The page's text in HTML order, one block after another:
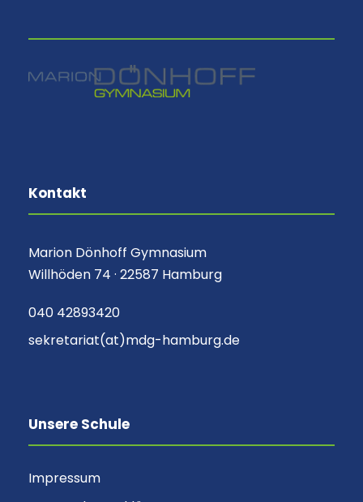
Kontakt
Marion Dönhoff Gymnasium
Willhöden 74 · 22587 Hamburg
040 42893420
sekretariat(at)mdg-hamburg.de
Unsere Schule
Impressum